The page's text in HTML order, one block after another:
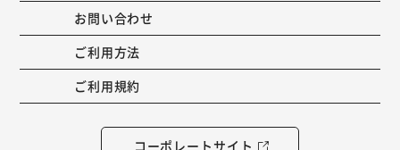
お問い合わせ
ご利用方法
ご利用規約
コーポレートサイト